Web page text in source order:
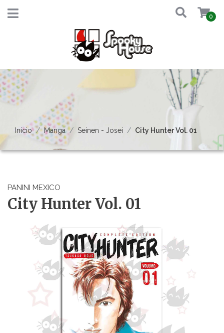
0
Inicio Manga Seinen - Josei City Hunter Vol. 01
PANINI MEXICO
City Hunter Vol. 01